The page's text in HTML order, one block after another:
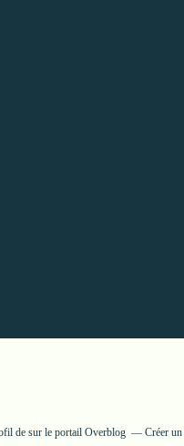
de sur le portail Overblog Créer